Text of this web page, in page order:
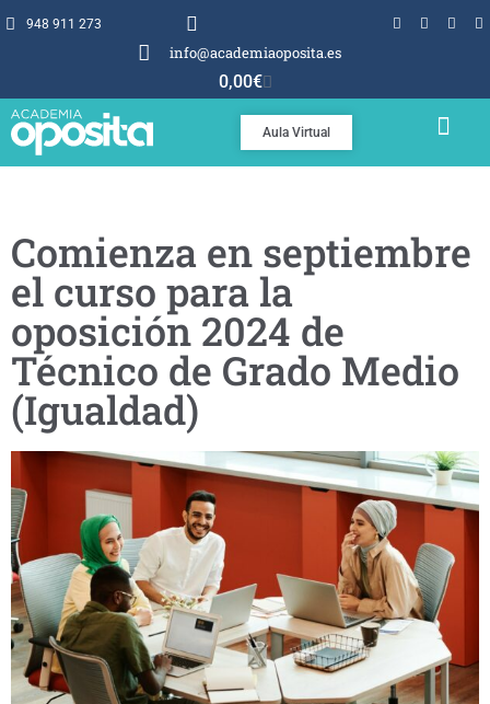
948 911 273
info@academiaoposita.es
0,00€
Aula Virtual
Comienza en septiembre
el curso para la
oposición 2024 de
Técnico de Grado Medio
(Igualdad)